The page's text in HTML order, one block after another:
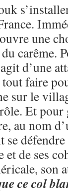
une
carême.
d’une
tout faire
sur le
Et
au nom
se
de ses
son
ce col